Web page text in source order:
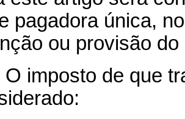
pagadora única,
ou provisão do
O imposto de que